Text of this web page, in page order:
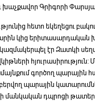
խաչքավոր Գրիգորի
հետո եկեղեցու
կից երիտասարդական
էր Զատկի
հյուրասիրություն:
գործող պարային
պարային
մանկական դպրոցի